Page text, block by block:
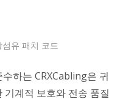
섬유 패치 코드
하는 CRXCabling은 귀
계적 보호와 전송 품질